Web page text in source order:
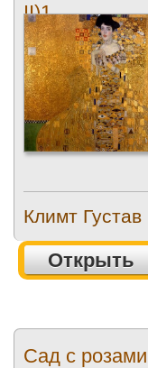
II)1
Климт Густав
Открыть
Сад с розами